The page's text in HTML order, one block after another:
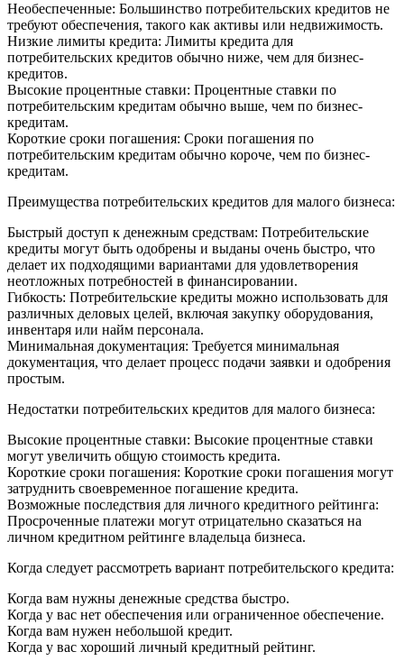
Необеспеченные: Большинство потребительских кредитов не
требуют обеспечения, такого как активы или недвижимость.
Низкие лимиты кредита: Лимиты кредита для
потребительских кредитов обычно ниже, чем для бизнес-
кредитов.
Высокие процентные ставки: Процентные ставки по
потребительским кредитам обычно выше, чем по бизнес-
кредитам.
Короткие сроки погашения: Сроки погашения по
потребительским кредитам обычно короче, чем по бизнес-
кредитам.
Преимущества потребительских кредитов для малого бизнеса:
Быстрый доступ к денежным средствам: Потребительские
кредиты могут быть одобрены и выданы очень быстро, что
делает их подходящими вариантами для удовлетворения
неотложных потребностей в финансировании.
Гибкость: Потребительские кредиты можно использовать для
различных деловых целей, включая закупку оборудования,
инвентаря или найм персонала.
Минимальная документация: Требуется минимальная
документация, что делает процесс подачи заявки и одобрения
простым.
Недостатки потребительских кредитов для малого бизнеса:
Высокие процентные ставки: Высокие процентные ставки
могут увеличить общую стоимость кредита.
Короткие сроки погашения: Короткие сроки погашения могут
затруднить своевременное погашение кредита.
Возможные последствия для личного кредитного рейтинга:
Просроченные платежи могут отрицательно сказаться на
личном кредитном рейтинге владельца бизнеса.
Когда следует рассмотреть вариант потребительского кредита:
Когда вам нужны денежные средства быстро.
Когда у вас нет обеспечения или ограниченное обеспечение.
Когда вам нужен небольшой кредит.
Когда у вас хороший личный кредитный рейтинг.